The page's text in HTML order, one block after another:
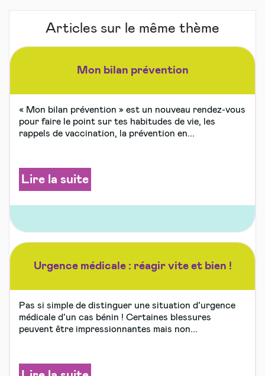
Articles sur le même thème
Mon bilan prévention
« Mon bilan prévention » est un nouveau rendez-vous
pour faire le point sur tes habitudes de vie, les
rappels de vaccination, la prévention en...
Lire la suite
Urgence médicale : réagir vite et bien !
Pas si simple de distinguer une situation d’urgence
médicale d’un cas bénin ! Certaines blessures
peuvent être impressionnantes mais non...